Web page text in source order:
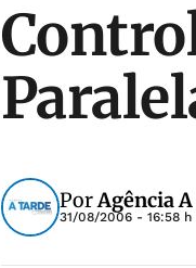
PorAgência
31/08/2006 - 16:58 h